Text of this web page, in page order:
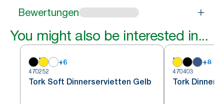
Bewertungen
You might also be interested in...
+6
470252
Tork Soft Dinnerservietten Gelb
+8
470403
Tork